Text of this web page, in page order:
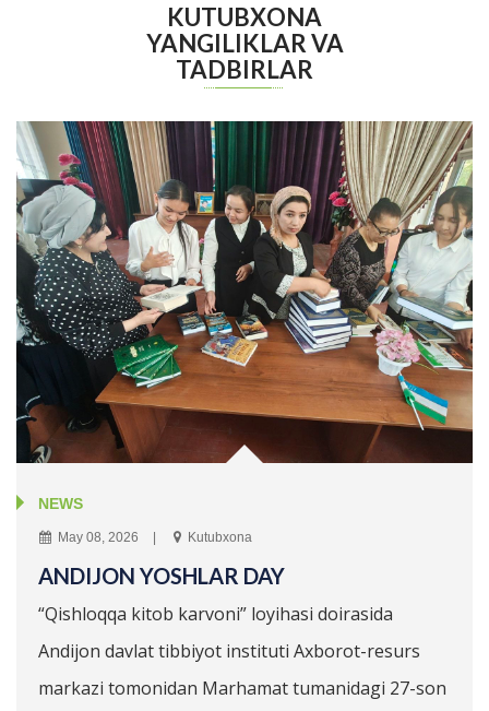
KUTUBXONA
YANGILIKLAR VA
TADBIRLAR
NEWS
May 08, 2026 Kutubxona
ANDIJON YOSHLAR DAY
“Qishloqqa kitob karvoni” loyihasi doirasida
Andijon davlat tibbiyot instituti Axborot-resurs
markazi tomonidan Marhamat tumanidagi 27-son